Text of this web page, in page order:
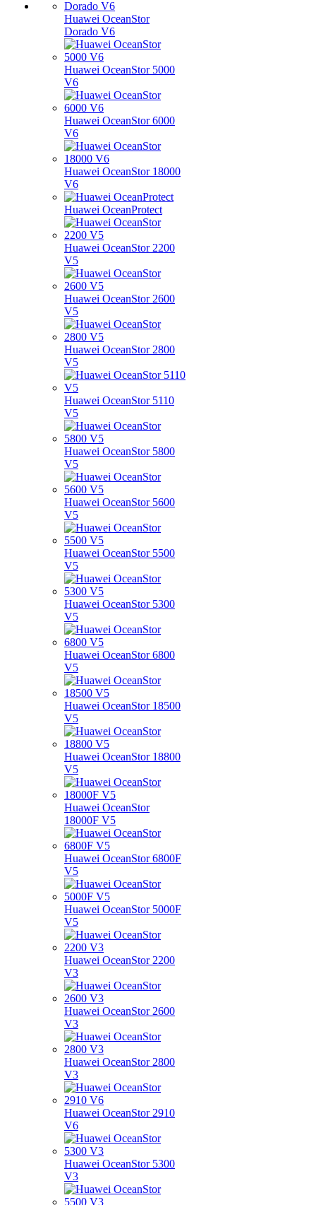
Huawei OceanStor
Dorado V6
Huawei OceanStor 5000
V6
Huawei OceanStor 6000
V6
Huawei OceanStor 18000
V6
Huawei OceanProtect
Huawei OceanStor 2200
V5
Huawei OceanStor 2600
V5
Huawei OceanStor 2800
V5
Huawei OceanStor 5110
V5
Huawei OceanStor 5800
V5
Huawei OceanStor 5600
V5
Huawei OceanStor 5500
V5
Huawei OceanStor 5300
V5
Huawei OceanStor 6800
V5
Huawei OceanStor 18500
V5
Huawei OceanStor 18800
V5
Huawei OceanStor
18000F V5
Huawei OceanStor 6800F
V5
Huawei OceanStor 5000F
V5
Huawei OceanStor 2200
V3
Huawei OceanStor 2600
V3
Huawei OceanStor 2800
V3
Huawei OceanStor 2910
V6
Huawei OceanStor 5300
V3